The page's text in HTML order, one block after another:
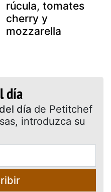
rúcula, tomates
cherry y
mozzarella
día
día de Petitchef
introduzca su